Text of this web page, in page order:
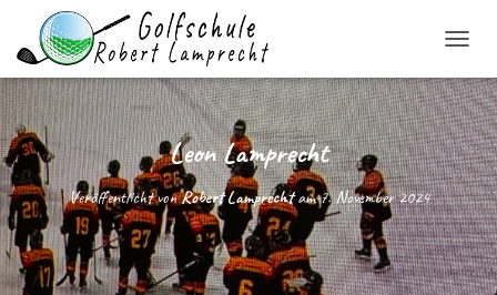
A
V
I
G
A
T
I
O
N
U
M
Leon Lamprecht
Veröffentlicht vonRobert Lamprechtam7. November 2024